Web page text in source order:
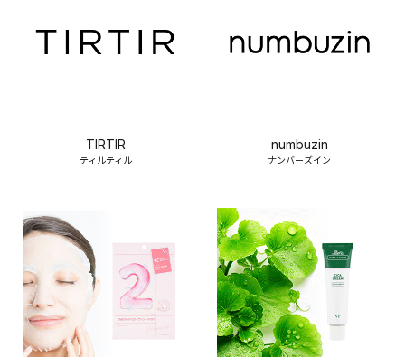
TIRTIR
ティルティル
numbuzin
ナンバーズイン